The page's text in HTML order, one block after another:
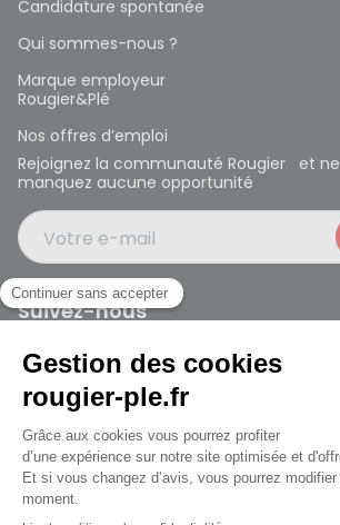
jusqu'au Samedi à 10:00
Candidature spontanée
Qui sommes-nous ?
Marque employeur
Rougier&Plé
Nos offres d’emploi
Rejoignez la communauté Rougier et ne
manquez aucune opportunité
Votre e-mail
Suivez-nous
Rougier et Plé 2024 Copyright